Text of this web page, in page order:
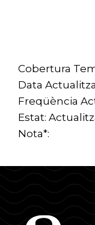
Cobertura
Data
Freqüència
Estat:
Nota*: